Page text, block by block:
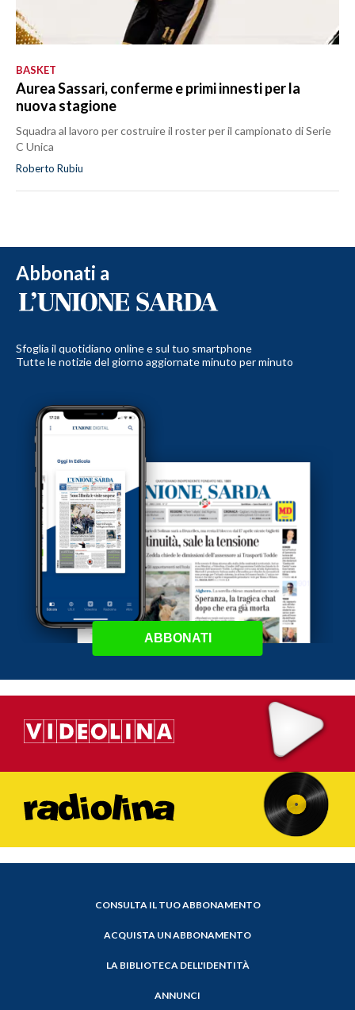
BASKET
Aurea Sassari, conferme e primi innesti per la
nuova stagione
Squadra al lavoro per costruire il roster per il campionato di Serie
C Unica
Roberto Rubiu
Abbonati a
Sfoglia il quotidiano online e sul tuo smartphone
Tutte le notizie del giorno aggiornate minuto per minuto
ABBONATI
CONSULTA IL TUO ABBONAMENTO
ACQUISTA UN ABBONAMENTO
LA BIBLIOTECA DELL'IDENTITÀ
ANNUNCI